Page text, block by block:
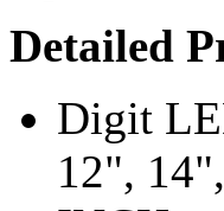
Detailed
Digit
12",